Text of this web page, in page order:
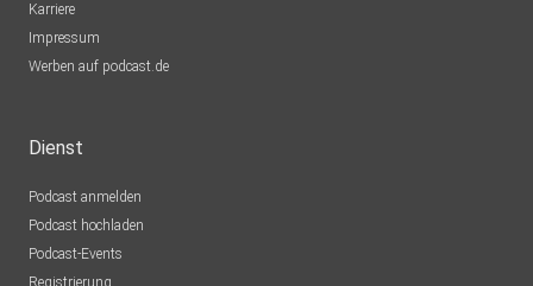
Karriere
Impressum
Werben auf podcast.de
Dienst
Podcast anmelden
Podcast hochladen
Podcast-Events
Registrierung